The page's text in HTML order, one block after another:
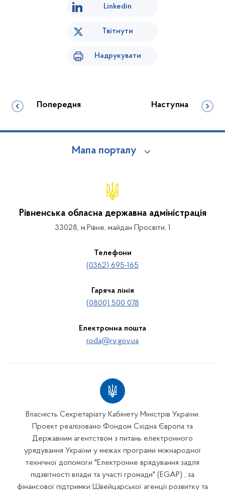
Linkedin
Твітнути
Надрукувати
Попередня Наступна
Мапа порталу
Рівненська обласна державна адміністрація
33028, м.Рівне, майдан Просвіти, 1
Телефони
(0362) 695-165
Гаряча лінія
(0800) 500 078
Електронна пошта
roda@rv.gov.ua
Власність Секретаріату Кабінету Міністрів України.
Проект реалізовано Фондом Східна Європа та
Державним агентством з питань електронного
урядування України у межах програми міжнародної
технічної допомоги "Електронне врядування задля
підзвітності влади та участі громади" (EGAP) , за
фінансової підтримки Швейцарської агенції розвитку та